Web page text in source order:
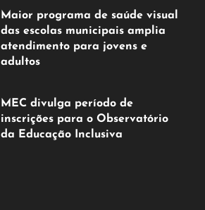
de
agosto
de
2026
Maior programa de saúde visual
das escolas municipais amplia
atendimento para jovens e
adultos
de
agosto
de
MEC divulga período de
inscrições para o Observatório
da Educação Inclusiva